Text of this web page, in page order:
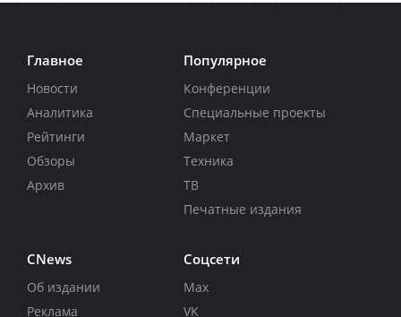
Главное
Новости
Аналитика
Рейтинги
Обзоры
Архив
Популярное
Конференции
Специальные проекты
Маркет
Техника
ТВ
Печатные издания
CNews
Об издании
Реклама
Соцсети
Max
VK